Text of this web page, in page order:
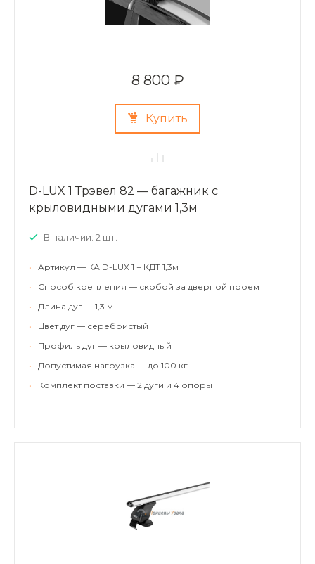
8 800 ₽
Купить
D-LUX 1 Трэвел 82 — багажник с
крыловидными дугами 1,3м
В наличии: 2 шт.
•
Артикул — КА D-LUX 1 + КДТ 1,3м
•
Способ крепления — скобой за дверной проем
•
Длина дуг — 1,3 м
•
Цвет дуг — серебристый
•
Профиль дуг — крыловидный
•
Допустимая нагрузка — до 100 кг
•
Комплект поставки — 2 дуги и 4 опоры